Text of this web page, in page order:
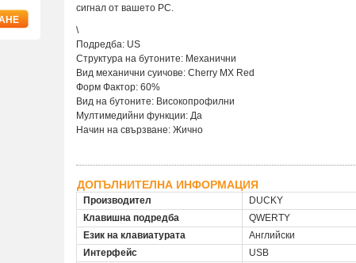
сигнал от вашето PC.
\
Подредба: US
Структура на бутоните: Механични
Вид механични суичове: Cherry MX Red
Форм Фактор: 60%
Вид на бутоните: Високопрофилни
Мултимедийни функции: Да
Начин на свързване: Жично
ДОПЪЛНИТЕЛНА ИНФОРМАЦИЯ
Производител
DUCKY
Клавишна подредба
QWERTY
Език на клавиатурата
Английски
Интерфейс
USB